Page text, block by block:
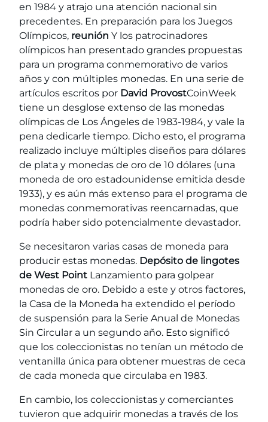
en 1984 y atrajo una atención nacional sin
precedentes. En preparación para los Juegos
Olímpicos, reunión Y los patrocinadores
olímpicos han presentado grandes propuestas
para un programa conmemorativo de varios
años y con múltiples monedas. En una serie de
artículos escritos por David ProvostCoinWeek
tiene un desglose extenso de las monedas
olímpicas de Los Ángeles de 1983-1984, y vale la
pena dedicarle tiempo. Dicho esto, el programa
realizado incluye múltiples diseños para dólares
de plata y monedas de oro de 10 dólares (una
moneda de oro estadounidense emitida desde
1933), y es aún más extenso para el programa de
monedas conmemorativas reencarnadas, que
podría haber sido potencialmente devastador.
Se necesitaron varias casas de moneda para
producir estas monedas. Depósito de lingotes
de West Point Lanzamiento para golpear
monedas de oro. Debido a este y otros factores,
la Casa de la Moneda ha extendido el período
de suspensión para la Serie Anual de Monedas
Sin Circular a un segundo año. Esto significó
que los coleccionistas no tenían un método de
ventanilla única para obtener muestras de ceca
de cada moneda que circulaba en 1983.
En cambio, los coleccionistas y comerciantes
tuvieron que adquirir monedas a través de los